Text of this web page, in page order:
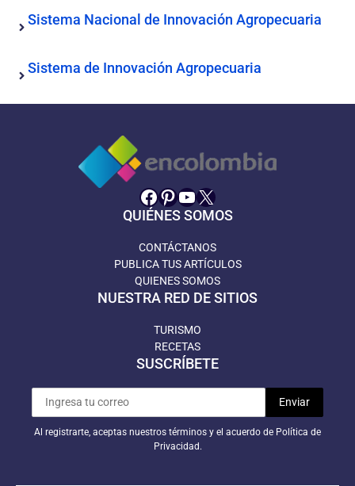
Sistema Nacional de Innovación Agropecuaria
Sistema de Innovación Agropecuaria
Facebook
Pinterest
YouTube
X
QUIÉNES SOMOS
CONTÁCTANOS
PUBLICA TUS ARTÍCULOS
QUIENES SOMOS
NUESTRA RED DE SITIOS
TURISMO
RECETAS
SUSCRÍBETE
Al registrarte, aceptas nuestros términos y el acuerdo de Política de
Privacidad.